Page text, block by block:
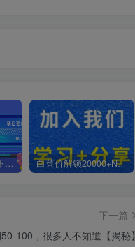
全网VIP课程 无损下载~ 白菜价解锁20000+N个赚钱机会，加入知拾光会员，全站资源免费学习。
下一篇
100，很多人不知道【揭秘】